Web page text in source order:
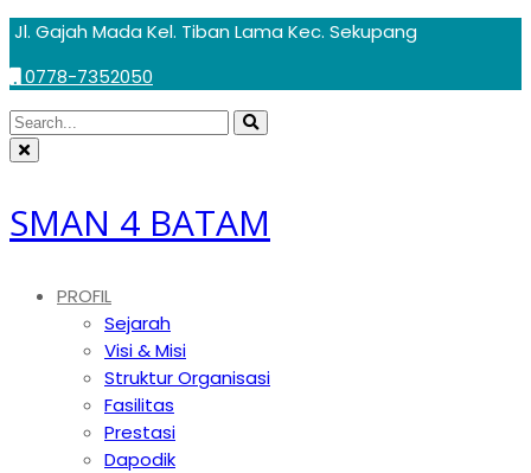
Skip
content
Jl. Gajah Mada Kel. Tiban Lama Kec. Sekupang
0778-7352050
Circular
focus
Search
for:
Search
Circular
focus
SMAN 4 BATAM
PROFIL
Sejarah
Visi & Misi
Struktur Organisasi
Fasilitas
Prestasi
Dapodik